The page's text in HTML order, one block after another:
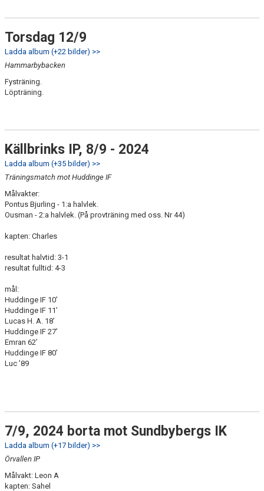
Torsdag 12/9
Ladda album (+22 bilder) >>
Hammarbybacken
Fysträning.
Löpträning.
Källbrinks IP, 8/9 - 2024
Ladda album (+35 bilder) >>
Träningsmatch mot Huddinge IF
Målvakter:
Pontus Bjurling - 1:a halvlek.
Ousman - 2:a halvlek. (På provträning med oss. Nr 44)
kapten: Charles
resultat halvtid: 3-1
resultat fulltid: 4-3
mål:
Huddinge IF 10’
Huddinge IF 11’
Lucas H. A. 18’
Huddinge IF 27’
Emran 62’
Huddinge IF 80’
Luc ’89
7/9, 2024 borta mot Sundbybergs IK
Ladda album (+17 bilder) >>
Örvallen IP
Målvakt: Leon A
kapten: Sahel